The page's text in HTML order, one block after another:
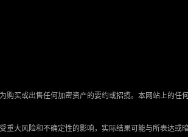
买或出售任何加密资产的要约或招揽。本网站上的
大风险和不确定性的影响，实际结果可能与所表达